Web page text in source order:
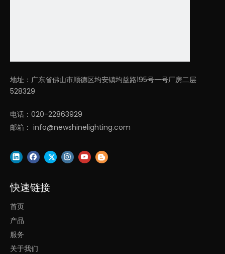
地址：广东省佛山市顺德区均安镇均益路195号一号厂房二层
528329
电话：020-22863929
邮箱： info@newshinelighting.com
快速链接
首页
产品
服务
关于我们